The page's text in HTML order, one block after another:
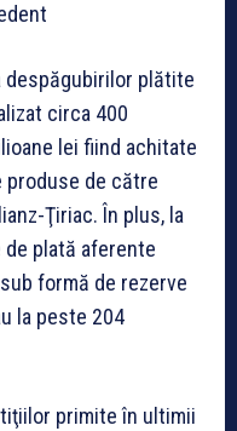
despăgubirilor plătite
circa 400
lei fiind achitate
de către
Ţiriac. În plus, la
plată aferente
formă de rezerve
la peste 204
primite în ultimii